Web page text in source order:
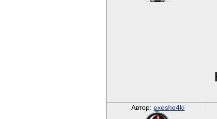
Автор: exeshe4ki